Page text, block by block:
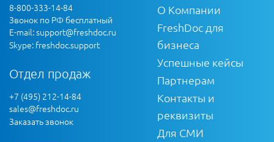
8-800-333-14-84
Звонок по РФ бесплатный
E-mail:support@freshdoc.ru
Skype: freshdoc.support
Отдел продаж
+7 (495) 212-14-84
sales@freshdoc.ru
Заказать звонок
О Компании
FreshDoc для
бизнеса
Успешные кейсы
Партнерам
Контакты и
реквизиты
Для СМИ